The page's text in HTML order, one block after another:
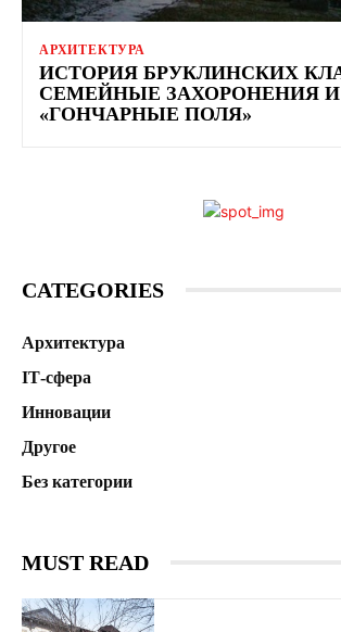
АРХИТЕКТУРА
ИСТОРИЯ БРУКЛИНСКИХ
СЕМЕЙНЫЕ ЗАХОРОНЕНИЯ И
«ГОНЧАРНЫЕ ПОЛЯ»
CATEGORIES
Архитектура
ІТ-сфера
Инновации
Другое
Без категории
MUST READ